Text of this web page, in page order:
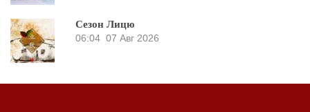
Сезон Лицю
06:04 07 Авг 2026